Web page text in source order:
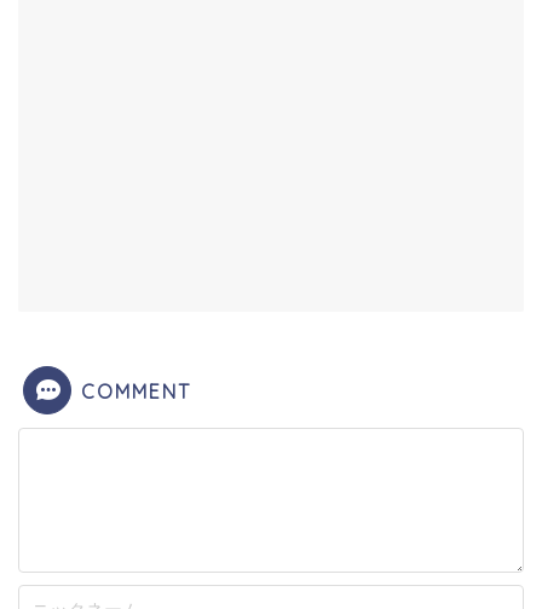
COMMENT